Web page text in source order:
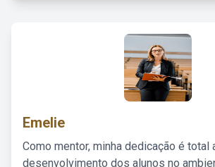
Emelie
Como mentor, minha dedicação é total
desenvolvimento dos alunos no